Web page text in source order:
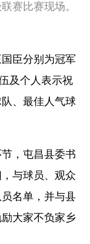
赛比赛现场。
臣分别为冠军
及个人表示祝
、最佳人气球
，屯昌县委书
与球员、观众
名单，并与县
大家不负家乡